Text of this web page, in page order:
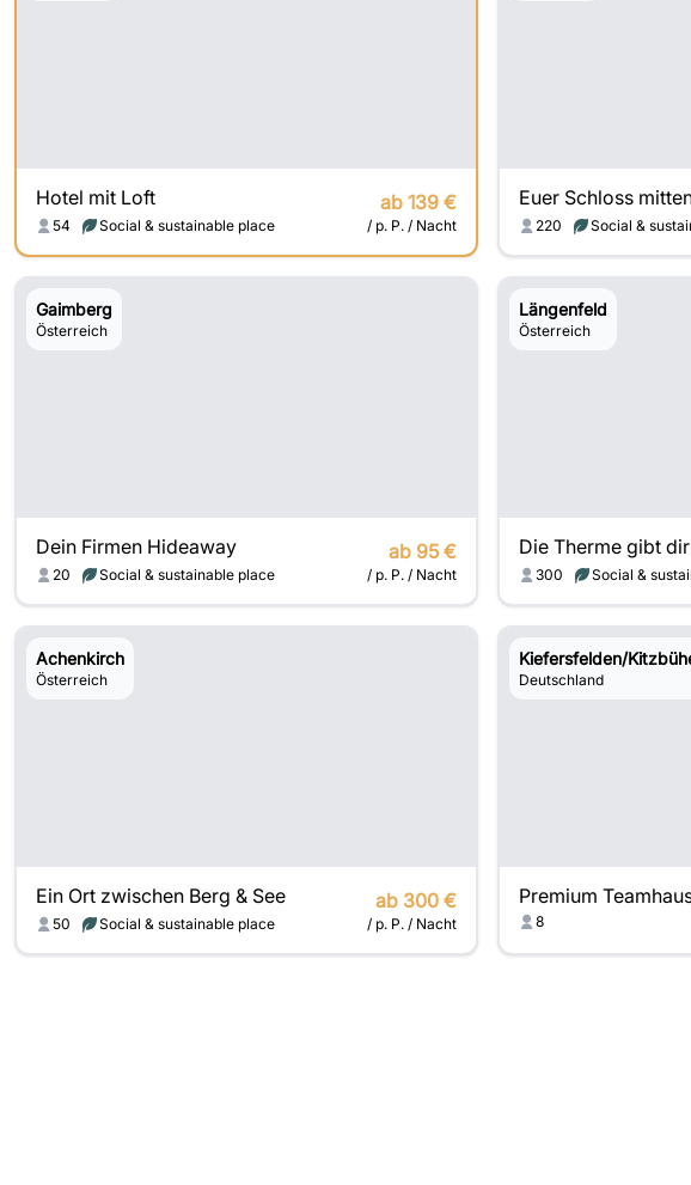
Hotel mit Loft
54 Social & sustainable place
ab 139 €
/ p. P. / Nacht 220 Social &
Gaimberg
Österreich
Dein Firmen Hideaway
20 Social & sustainable place
ab 95 €
/ p. P. / Nacht
Längenfeld
Österreich
Die Therme gibt
300 Social &
Achenkirch
Österreich
Ein Ort zwischen Berg & See
50 Social & sustainable place
ab 300 €
/ p. P. / Nacht
Kiefersfelden/
Deutschland
8